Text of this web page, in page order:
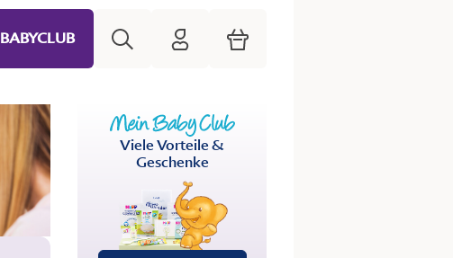
BABYCLUB HiPP Mein Babyclub
Warenkorb
Viele Vorteile &
Geschenke